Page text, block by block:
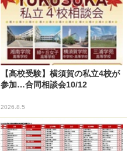
【高校受験】横須賀の私立4校が
参加…合同相談会10/12
2026.8.5